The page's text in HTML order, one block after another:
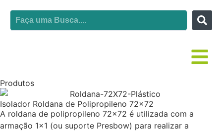
Produtos
Isolador Roldana de Polipropileno 72×72
A roldana de polipropileno 72×72 é utilizada com a
armação 1×1 (ou suporte Presbow) para realizar a